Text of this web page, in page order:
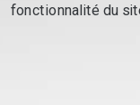
fonctionnalité du